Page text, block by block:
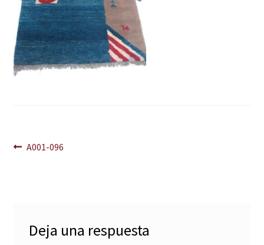
Navegación
Anterior:
A001-096
Deja una respuesta